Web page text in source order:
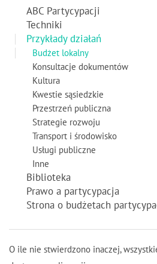
ABC Partycypacji
Techniki
Przykłady działań
Budżet lokalny
Konsultacje dokumentów
Kultura
Kwestie sąsiedzkie
Przestrzeń publiczna
Strategie rozwoju
Transport i środowisko
Usługi publiczne
Inne
Biblioteka
Prawo a partycypacja
Strona o budżetach
O ile nie stwierdzono inaczej,